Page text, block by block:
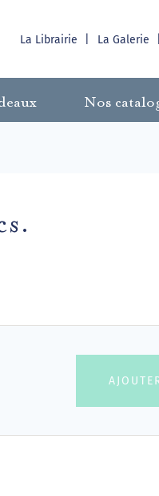
La Librairie La Galerie
Nos